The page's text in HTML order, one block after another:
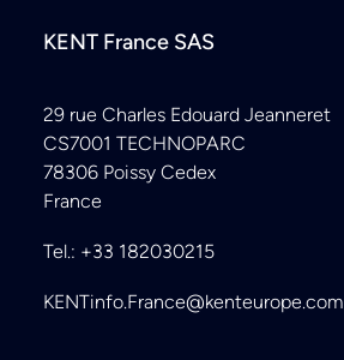
KENT France SAS
29 rue Charles Edouard Jeanneret
CS7001 TECHNOPARC
78306 Poissy Cedex
France
Tel.: +33 182030215
KENTinfo.France@kenteurope.com